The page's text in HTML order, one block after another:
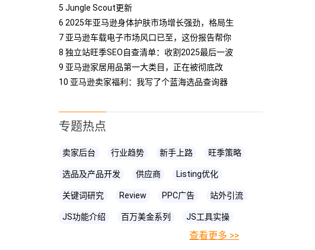
5 Jungle Scout更新
6 2025年亚马逊身体护肤市场增长强劲，格局生
7 亚马逊车载电子市场风口已至，这份报告帮你
抢占先机
8 独立站旺季SEO自查清单：收割2025最后一波
9 亚马逊家居用品第一大类目，正在被彻底改
10 亚马逊卖家福利：我写了个蓝海选品查询器
专题热点
卖家后台 行业趋势 新手上路 旺季策略
选品及产品开发 供应商 Listing优化
关键词研究 Review PPC广告 站外引流
JS功能介绍 百万美金系列 JS工具实操
亚马逊直播
查看更多 >>